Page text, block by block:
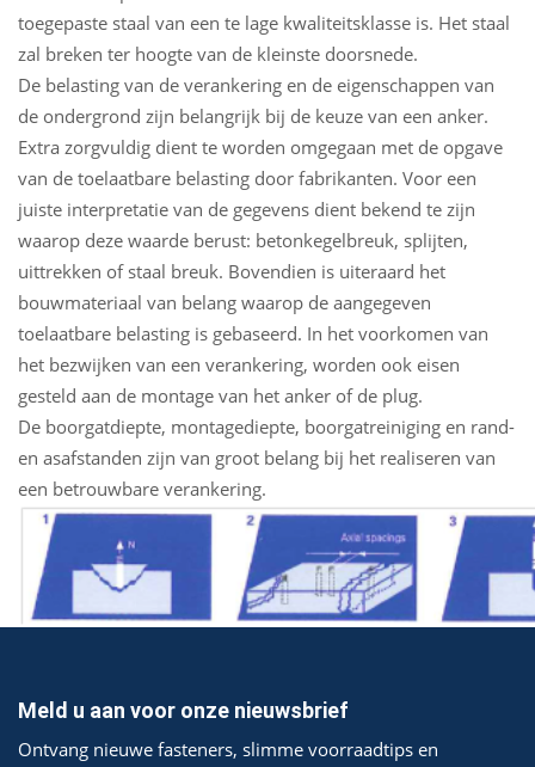
toegepaste staal van een te lage kwaliteitsklasse is. Het staal
zal breken ter hoogte van de kleinste doorsnede.
De belasting van de verankering en de eigenschappen van
de ondergrond zijn belangrijk bij de keuze van een anker.
Extra zorgvuldig dient te worden omgegaan met de opgave
van de toelaatbare belasting door fabrikanten. Voor een
juiste interpretatie van de gegevens dient bekend te zijn
waarop deze waarde berust: betonkegelbreuk, splijten,
uittrekken of staal­ breuk. Bovendien is uiteraard het
bouwmateriaal van belang waarop de aangegeven
toelaatbare belasting is gebaseerd. In het voorkomen van
het bezwijken van een verankering, worden ook eisen
gesteld aan de montage van het anker of de plug.
De boorgatdiepte, montagediepte, boorgatreiniging en rand­
en asafstanden zijn van groot belang bij het realiseren van
een betrouwbare verankering.
Meld u aan voor onze nieuwsbrief
Ontvang nieuwe fasteners, slimme voorraadtips en